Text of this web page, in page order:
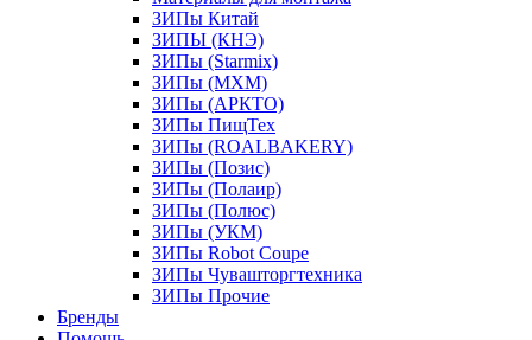
ЗИПы Китай
ЗИПЫ (КНЭ)
ЗИПы (Starmix)
ЗИПы (МХМ)
ЗИПы (АРКТО)
ЗИПы ПищТех
ЗИПы (ROALBAKERY)
ЗИПы (Позис)
ЗИПы (Полаир)
ЗИПы (Полюс)
ЗИПы (УКМ)
ЗИПы Robot Coupe
ЗИПы Чувашторгтехника
ЗИПы Прочие
Бренды